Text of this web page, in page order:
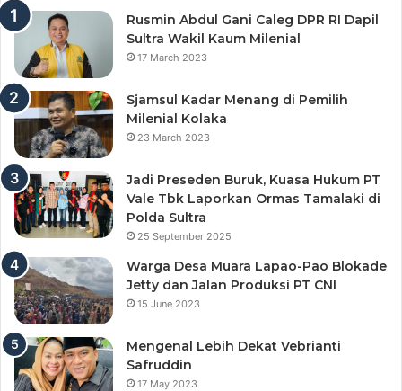
Rusmin Abdul Gani Caleg DPR RI Dapil
Sultra Wakil Kaum Milenial
17 March 2023
Sjamsul Kadar Menang di Pemilih
Milenial Kolaka
23 March 2023
Jadi Preseden Buruk, Kuasa Hukum PT
Vale Tbk Laporkan Ormas Tamalaki di
Polda Sultra
25 September 2025
Warga Desa Muara Lapao-Pao Blokade
Jetty dan Jalan Produksi PT CNI
15 June 2023
Mengenal Lebih Dekat Vebrianti
Safruddin
17 May 2023